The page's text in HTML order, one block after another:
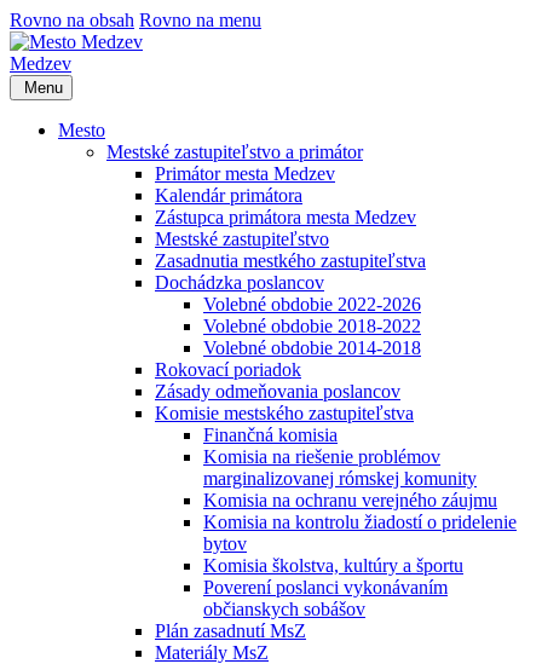
Rovno na obsah Rovno na menu
Medzev
Menu
Mesto
Mestské zastupiteľstvo a primátor
Primátor mesta Medzev
Kalendár primátora
Zástupca primátora mesta Medzev
Mestské zastupiteľstvo
Zasadnutia mestkého zastupiteľstva
Dochádzka poslancov
Volebné obdobie 2022-2026
Volebné obdobie 2018-2022
Volebné obdobie 2014-2018
Rokovací poriadok
Zásady odmeňovania poslancov
Komisie mestského zastupiteľstva
Finančná komisia
Komisia na riešenie problémov
marginalizovanej rómskej komunity
Komisia na ochranu verejného záujmu
Komisia na kontrolu žiadostí o pridelenie
bytov
Komisia školstva, kultúry a športu
Poverení poslanci vykonávaním
občianskych sobášov
Plán zasadnutí MsZ
Materiály MsZ